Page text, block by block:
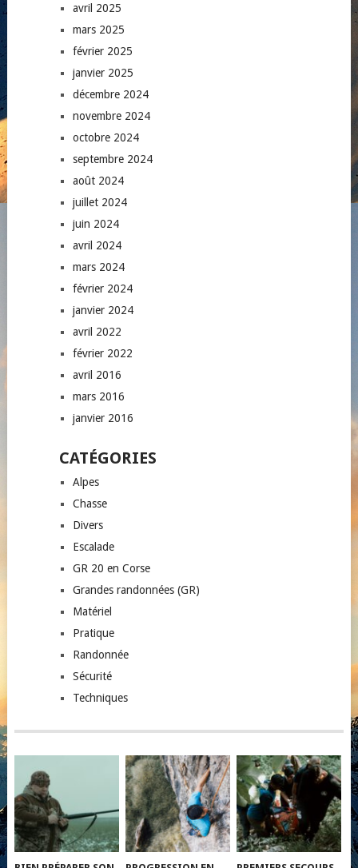
avril 2025
mars 2025
février 2025
janvier 2025
décembre 2024
novembre 2024
octobre 2024
septembre 2024
août 2024
juillet 2024
juin 2024
avril 2024
mars 2024
février 2024
janvier 2024
avril 2022
février 2022
avril 2016
mars 2016
janvier 2016
CATÉGORIES
Alpes
Chasse
Divers
Escalade
GR 20 en Corse
Grandes randonnées (GR)
Matériel
Pratique
Randonnée
Sécurité
Techniques